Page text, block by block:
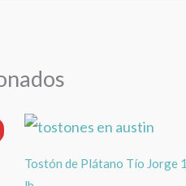
Tostón de Plátano Tío Jorge 1
Tostón
Plátano